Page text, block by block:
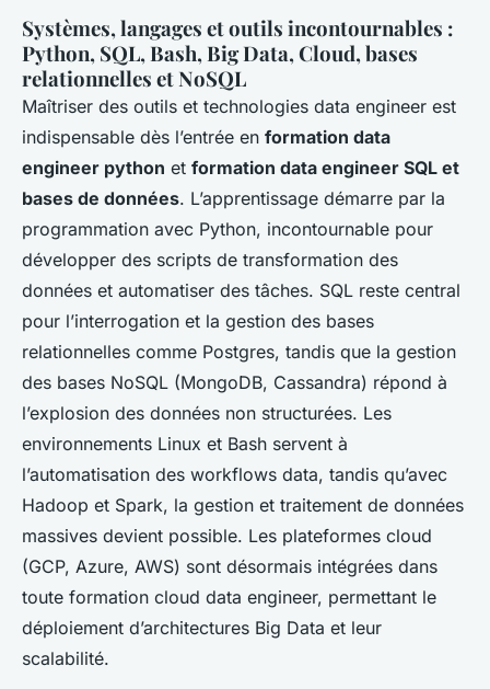
Systèmes, langages et outils incontournables :
Python, SQL, Bash, Big Data, Cloud, bases
relationnelles et NoSQL
Maîtriser des outils et technologies data engineer est
indispensable dès l’entrée en formation data
engineer python et formation data engineer SQL et
bases de données. L’apprentissage démarre par la
programmation avec Python, incontournable pour
développer des scripts de transformation des
données et automatiser des tâches. SQL reste central
pour l’interrogation et la gestion des bases
relationnelles comme Postgres, tandis que la gestion
des bases NoSQL (MongoDB, Cassandra) répond à
l’explosion des données non structurées. Les
environnements Linux et Bash servent à
l’automatisation des workflows data, tandis qu’avec
Hadoop et Spark, la gestion et traitement de données
massives devient possible. Les plateformes cloud
(GCP, Azure, AWS) sont désormais intégrées dans
toute formation cloud data engineer, permettant le
déploiement d’architectures Big Data et leur
scalabilité.